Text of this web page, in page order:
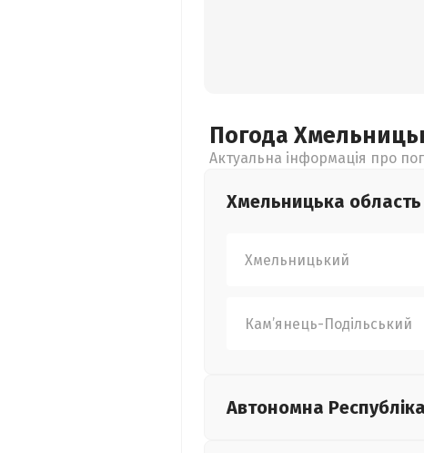
Погода
Актуальна інформація про
Хмельницька область
Хмельницький
Кам’янець-Подільський
Автономна